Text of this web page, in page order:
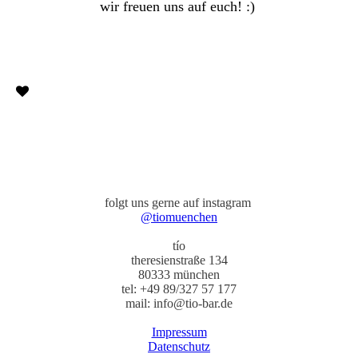
wir freuen uns auf euch! :)
folgt uns gerne auf instagram
@tiomuenchen
tío
theresienstraße 134
80333 münchen
tel: +49 89/327 57 177
mail: info@tio-bar.de
Impressum
Datenschutz